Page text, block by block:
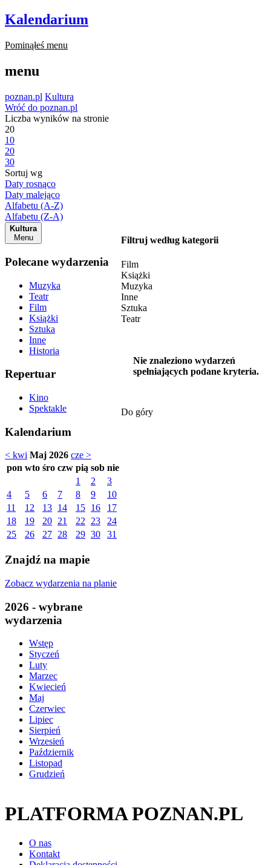
Kalendarium
Pominąłeś menu
menu
poznan.pl Kultura
Wróć do poznan.pl
Liczba wyników na stronie
20
10
20
30
Sortuj wg
Daty rosnąco
Daty malejąco
Alfabetu (A-Z)
Alfabetu (Z-A)
Kultura
Menu
Polecane wydarzenia
Muzyka
Teatr
Film
Książki
Sztuka
Inne
Historia
Repertuar
Kino
Spektakle
Kalendarium
< kwi Maj 2026 cze >
pon wto śro czw pią sob nie
1
2
3
4
5 6 7 8 9
10
11
12 13 14 15 16
17
18
19 20 21 22 23
24
25
26 27 28 29 30 31
Znajdź na mapie
Zobacz wydarzenia na planie
2026 - wybrane
wydarzenia
Wstęp
Styczeń
Luty
Marzec
Kwiecień
Maj
Czerwiec
Lipiec
Sierpień
Wrzesień
Październik
Listopad
Grudzień
Filtruj według kategorii
Film
Książki
Muzyka
Inne
Sztuka
Teatr
Nie znaleziono wydarzeń
spełniających podane kryteria.
Do góry
PLATFORMA POZNAN.PL
O nas
Kontakt